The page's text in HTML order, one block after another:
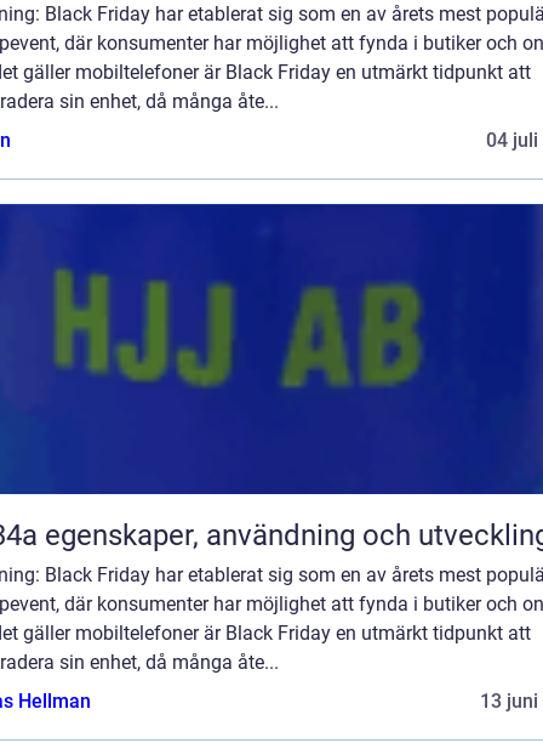
Black Friday har etablerat sig som en av årets mest
där konsumenter har möjlighet att fynda i butiker och
gäller mobiltelefoner är Black Friday en utmärkt tidpunkt att
sin enhet, då många åte...
04 juli
R134a egenskaper, användning och
Black Friday har etablerat sig som en av årets mest
där konsumenter har möjlighet att fynda i butiker och
gäller mobiltelefoner är Black Friday en utmärkt tidpunkt att
sin enhet, då många åte...
Hellman
13 juni